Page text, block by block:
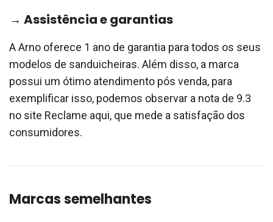
→ Assistência e garantias
A Arno oferece 1 ano de garantia para todos os seus
modelos de sanduicheiras. Além disso, a marca
possui um ótimo atendimento pós venda, para
exemplificar isso, podemos observar a nota de 9.3
no site Reclame aqui, que mede a satisfação dos
consumidores.
Marcas semelhantes